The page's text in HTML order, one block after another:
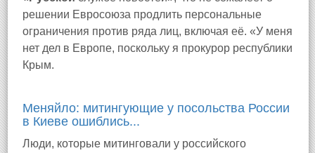
решении Евросоюза продлить персональные
ограничения против ряда лиц, включая её. «У меня
нет дел в Европе, поскольку я прокурор республики
Крым.
Меняйло: митингующие у посольства России
в Киеве ошиблись...
Люди, которые митинговали у российского